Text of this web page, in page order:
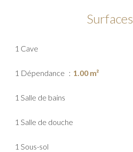
Surfaces
1 Cave
1 Dépendance 1.00 m²
1 Salle de bains
1 Salle de douche
1 Sous-sol